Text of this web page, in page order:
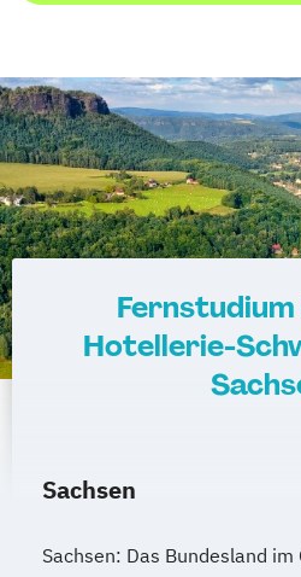
Hotellerie-
Sachsen
Sachsen: Das Bundesland